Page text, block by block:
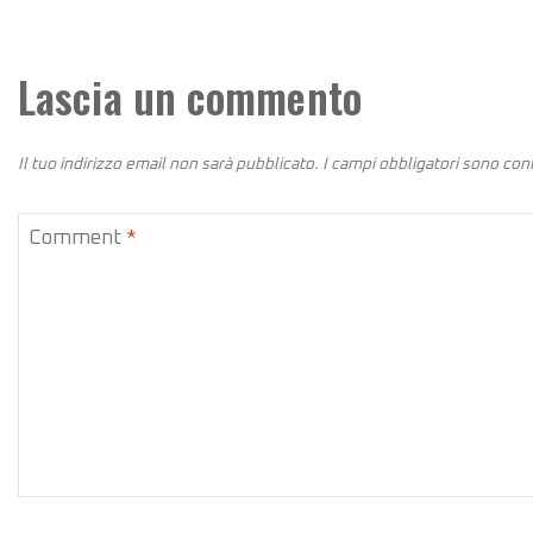
Lascia un commento
Il tuo indirizzo email non sarà pubblicato. I campi obbligatori sono
Comment *